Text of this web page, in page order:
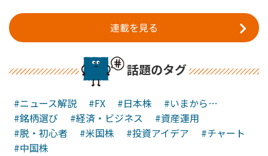
連載を見る
話題のタグ
#ニュース解説 #FX #日本株
#いまから…
#銘柄選び
#経済・ビジネス
#資産運用
#脱・初心者
#米国株 #投資アイデア
#チャート
#中国株